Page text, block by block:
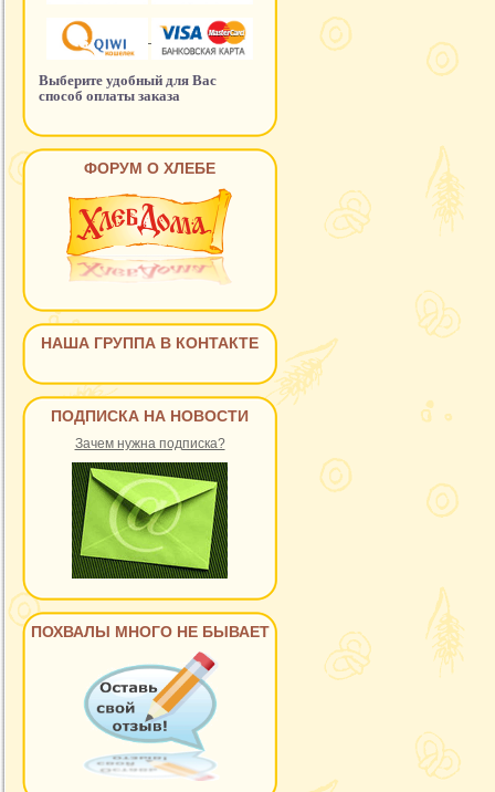
Выберите удобный для Вас
способ оплаты заказа
ФОРУМ О ХЛЕБЕ
НАША ГРУППА В КОНТАКТЕ
ПОДПИСКА НА НОВОСТИ
Зачем нужна подписка?
ПОХВАЛЫ МНОГО НЕ БЫВАЕТ